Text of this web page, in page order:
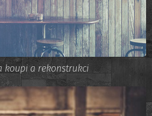
koupi a rekonstrukci